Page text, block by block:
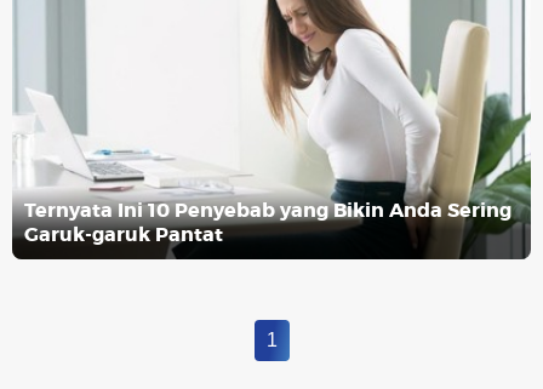
Ternyata Ini 10 Penyebab yang Bikin Anda Sering
Garuk-garuk Pantat
1